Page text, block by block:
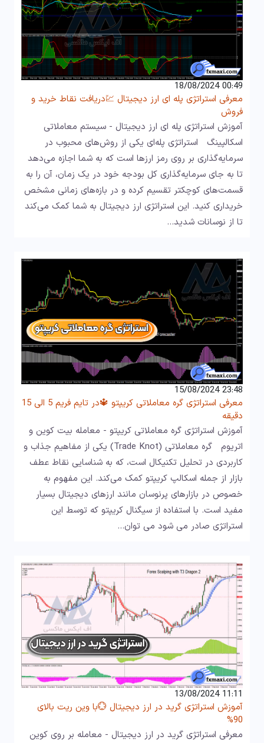
00:49 18/08/2024
معرفی استراتژی پله ای ارز دیجیتال 💹دریافت نقاط خرید و
فروش
آموزش استراتژی پله ای ارز دیجیتال - سیستم معاملاتی
اسکالپینگ استراتژی پله‌ای یکی از روش‌های محبوب در
سرمایه‌گذاری بر روی رمز ارزها است که به شما اجازه می‌دهد
تا به جای سرمایه‌گذاری کل بودجه خود در یک زمان، آن را به
قسمت‌های کوچکتر تقسیم کرده و در بازه‌های زمانی مشخص
خریداری کنید. این استراتژی ارز دیجیتال به شما کمک می‌کند
تا از نوسانات شدید…
23:48 15/08/2024
معرفی استراتژی گره معاملاتی کریپتو 🔱در تایم فریم 5 الی 15
دقیقه
آموزش استراتژی گره معاملاتی کریپتو - معامله بیت کوین و
اتریوم گره معاملاتی (Trade Knot) یکی از مفاهیم جذاب و
کاربردی در تحلیل تکنیکال است، که به شناسایی نقاط عطف
بازار از جمله اسکالپ کریپتو کمک می‌کند. این مفهوم به
خصوص در بازارهای پرنوسان مانند ارزهای دیجیتال بسیار
مفید است. با استفاده از سیگنال کریپتو که توسط این
استراتژی صادر می شود می توان…
11:11 13/08/2024
آموزش استراتژی گرید در ارز دیجیتال 💮با وین ریت بالای
90%
معرفی استراتژی گرید در ارز دیجیتال - معامله بر روی کوین